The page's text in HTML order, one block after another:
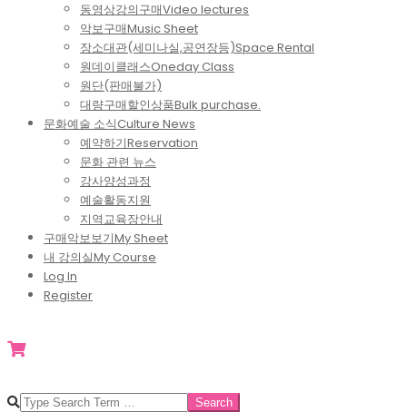
동영상강의구매Video lectures
악보구매Music Sheet
장소대관(세미나실,공연장등)Space Rental
원데이클래스Oneday Class
원단(판매불가)
대량구매할인상품Bulk purchase.
문화예술 소식Culture News
예약하기Reservation
문화 관련 뉴스
강사양성과정
예술활동지원
지역교육장안내
구매악보보기My Sheet
내 강의실My Course
Log In
Register
SEARCH